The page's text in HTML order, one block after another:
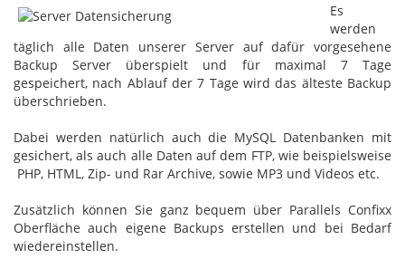
Es
werden
täglich alle Daten unserer Server auf dafür vorgesehene
Backup Server überspielt und für maximal 7 Tage
gespeichert, nach Ablauf der 7 Tage wird das älteste Backup
überschrieben.
Dabei werden natürlich auch die MySQL Datenbanken mit
gesichert, als auch alle Daten auf dem FTP, wie beispielsweise
PHP, HTML, Zip- und Rar Archive, sowie MP3 und Videos etc.
Zusätzlich können Sie ganz bequem über Parallels Confixx
Oberfläche auch eigene Backups erstellen und bei Bedarf
wiedereinstellen.